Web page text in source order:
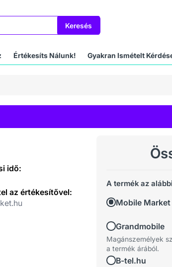
Keresés
Értékesíts Nálunk! Gyakran Ismételt
idő:
az értékesítővel:
A termék az
Mobile Market
Grandmobile
Magánszemélyek
a termék árából.
B-tel.hu